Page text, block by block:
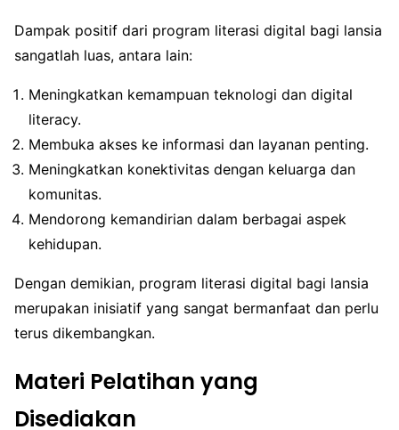
Dampak positif dari program literasi digital bagi lansia
sangatlah luas, antara lain:
Meningkatkan kemampuan teknologi dan digital
literacy.
Membuka akses ke informasi dan layanan penting.
Meningkatkan konektivitas dengan keluarga dan
komunitas.
Mendorong kemandirian dalam berbagai aspek
kehidupan.
Dengan demikian, program literasi digital bagi lansia
merupakan inisiatif yang sangat bermanfaat dan perlu
terus dikembangkan.
Materi Pelatihan yang
Disediakan